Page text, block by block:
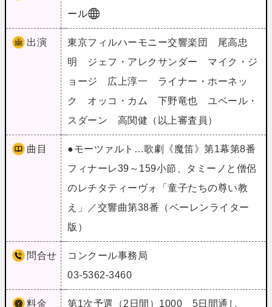
ール
出演
東京フィルハーモニー交響楽団 尾高忠
明 ジェフ・アレクサンダー マイク・ジ
ョージ 広上淳一 ライナー・ホーネッ
ク オッコ・カム 下野竜也 ユベール・
スダーン 高関健（以上審査員）
曲目
●モーツァルト…歌劇《魔笛》第1幕第8番
フィナーレ39～159小節、タミーノと僧侶
のレチタティーヴォ「童子たちの尊い教
え」／交響曲第38番（ベーレンライター
版）
問合せ
コンクール事務局
03-5362-3460
料金
第1次予選（2日間）1000 5日間通し